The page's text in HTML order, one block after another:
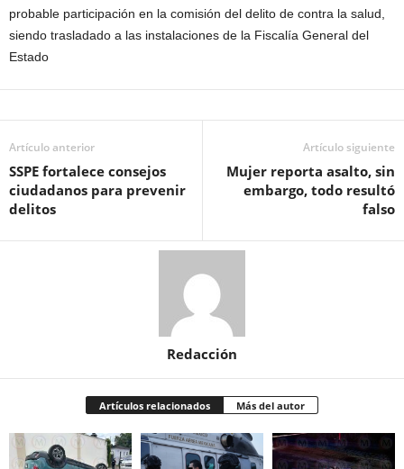
probable participación en la comisión del delito de contra la salud,
siendo trasladado a las instalaciones de la Fiscalía General del
Estado
Artículo anterior
SSPE fortalece consejos
ciudadanos para prevenir
delitos
Artículo siguiente
Mujer reporta asalto, sin
embargo, todo resultó
falso
Redacción
Artículos relacionados Más del autor